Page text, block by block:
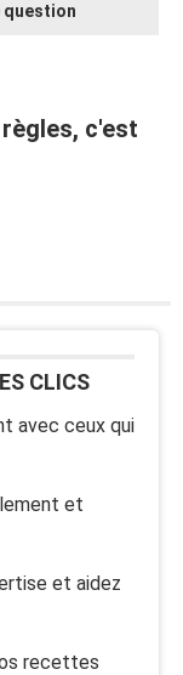
question
c'est
CLICS
avec ceux qui
et
et aidez
recettes